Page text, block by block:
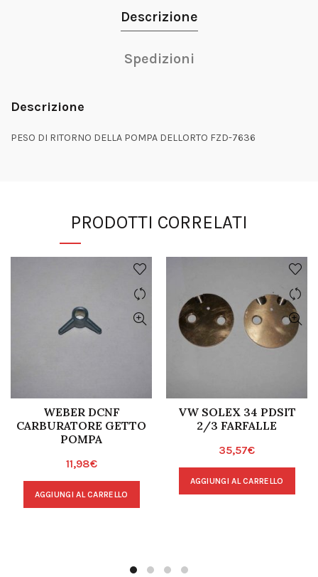
Descrizione
Spedizioni
Descrizione
PESO DI RITORNO DELLA POMPA DELLORTO FZD-7636
PRODOTTI CORRELATI
WEBER DCNF
CARBURATORE GETTO
POMPA
11,98€
AGGIUNGI AL CARRELLO
VW SOLEX 34 PDSIT
2/3 FARFALLE
35,57€
AGGIUNGI AL CARRELLO